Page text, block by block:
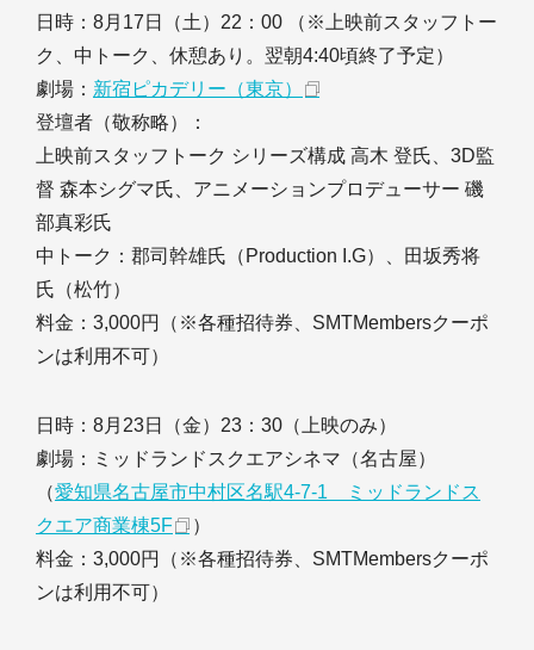
日時：8月17日（土）22：00 （※上映前スタッフトー
ク、中トーク、休憩あり。翌朝4:40頃終了予定）
劇場： 新宿ピカデリー（東京）
登壇者（敬称略）：
上映前スタッフトーク シリーズ構成 高木 登氏、3D監
督 森本シグマ氏、アニメーションプロデューサー 磯
部真彩氏
中トーク：郡司幹雄氏（Production I.G）、田坂秀将
氏（松竹）
料金：3,000円（※各種招待券、SMTMembersクーポ
ンは利用不可）
日時：8月23日（金）23：30（上映のみ）
劇場：ミッドランドスクエアシネマ（名古屋）
（愛知県名古屋市中村区名駅4-7-1 ミッドランドス
クエア商業棟5F
）
料金：3,000円（※各種招待券、SMTMembersクーポ
ンは利用不可）